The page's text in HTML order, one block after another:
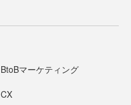
BtoBマーケティング
CX